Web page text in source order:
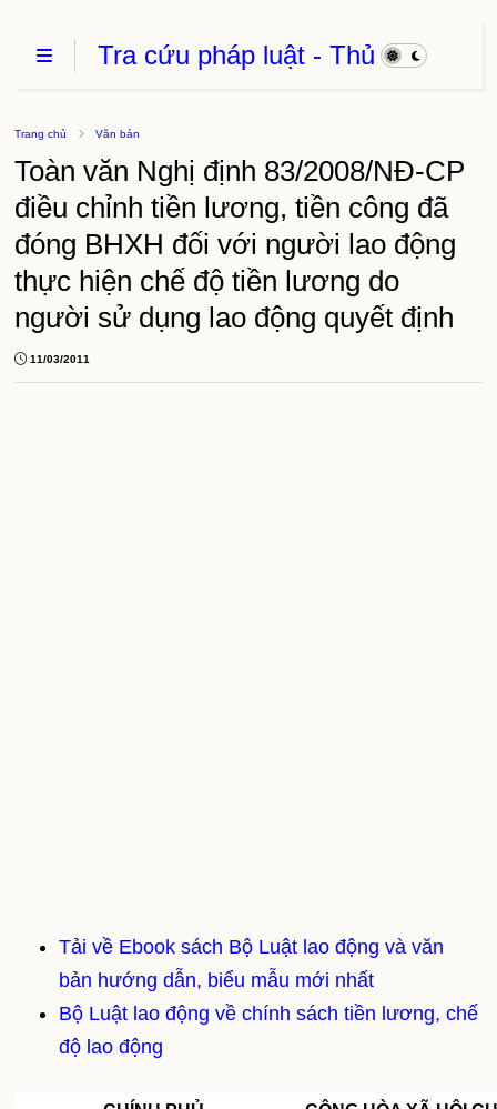
Tra cứu pháp luật - Thủ
thuật phần mềm
Trang chủ Văn bản
Toàn văn Nghị định 83/2008/NĐ-CP
điều chỉnh tiền lương, tiền công đã
đóng BHXH đối với người lao động
thực hiện chế độ tiền lương do
người sử dụng lao động quyết định
11/03/2011
Tải về Ebook sách Bộ Luật lao động và văn
bản hướng dẫn, biểu mẫu mới nhất
Bộ Luật lao động về chính sách tiền lương, chế
độ lao động